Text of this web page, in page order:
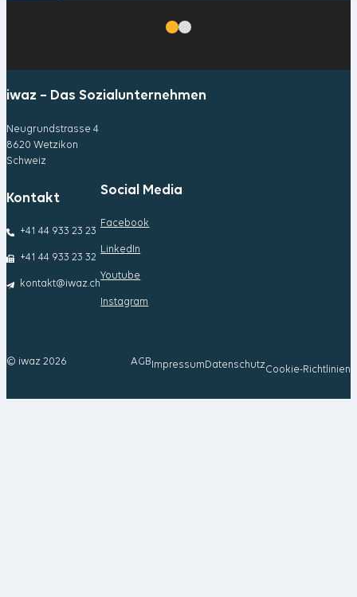
iwaz – Das Sozialunternehmen
Neugrundstrasse 4
8620 Wetzikon
Schweiz
Kontakt
+41 44 933 23 23
+41 44 933 23 32
kontakt@iwaz.ch
Social Media
Facebook
LinkedIn
Youtube
Instagram
© iwaz 2026 AGB Impressum DatenschutzCookie-Richtlinien